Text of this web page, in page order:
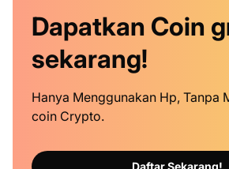
Dapatkan Coin
sekarang!
Hanya Menggunakan Hp, Tanpa
coin Crypto.